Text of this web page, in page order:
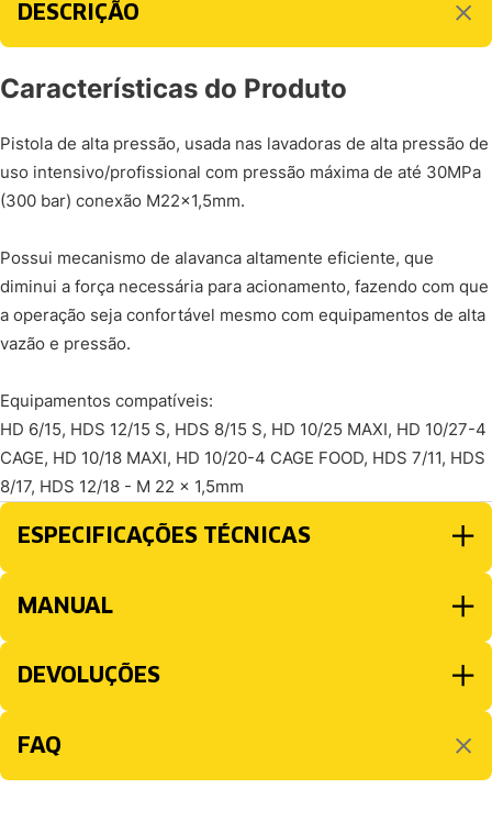
DESCRIÇÃO
Características do Produto
Pistola de alta pressão, usada nas lavadoras de alta pressão de
uso intensivo/profissional com pressão máxima de até 30MPa
(300 bar) conexão M22x1,5mm.
Possui mecanismo de alavanca altamente eficiente, que
diminui a força necessária para acionamento, fazendo com que
a operação seja confortável mesmo com equipamentos de alta
vazão e pressão.
Equipamentos compatíveis:
HD 6/15, HDS 12/15 S, HDS 8/15 S, HD 10/25 MAXI, HD 10/27-4
CAGE, HD 10/18 MAXI, HD 10/20-4 CAGE FOOD, HDS 7/11, HDS
8/17, HDS 12/18 - M 22 x 1,5mm
ESPECIFICAÇÕES TÉCNICAS
MANUAL
DEVOLUÇÕES
FAQ